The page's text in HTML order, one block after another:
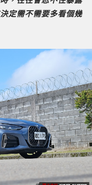
定需不需要多看個幾